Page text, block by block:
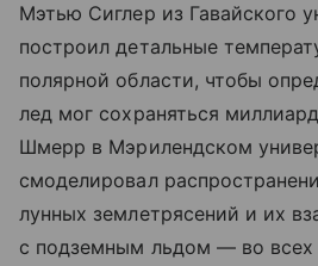
Мэтью Сиглер из Гавайского
построил детальные
полярной области, чтобы
лед мог сохраняться
Шмерр в Мэрилендском
смоделировал
лунных землетрясений и их
с подземным льдом — во всех